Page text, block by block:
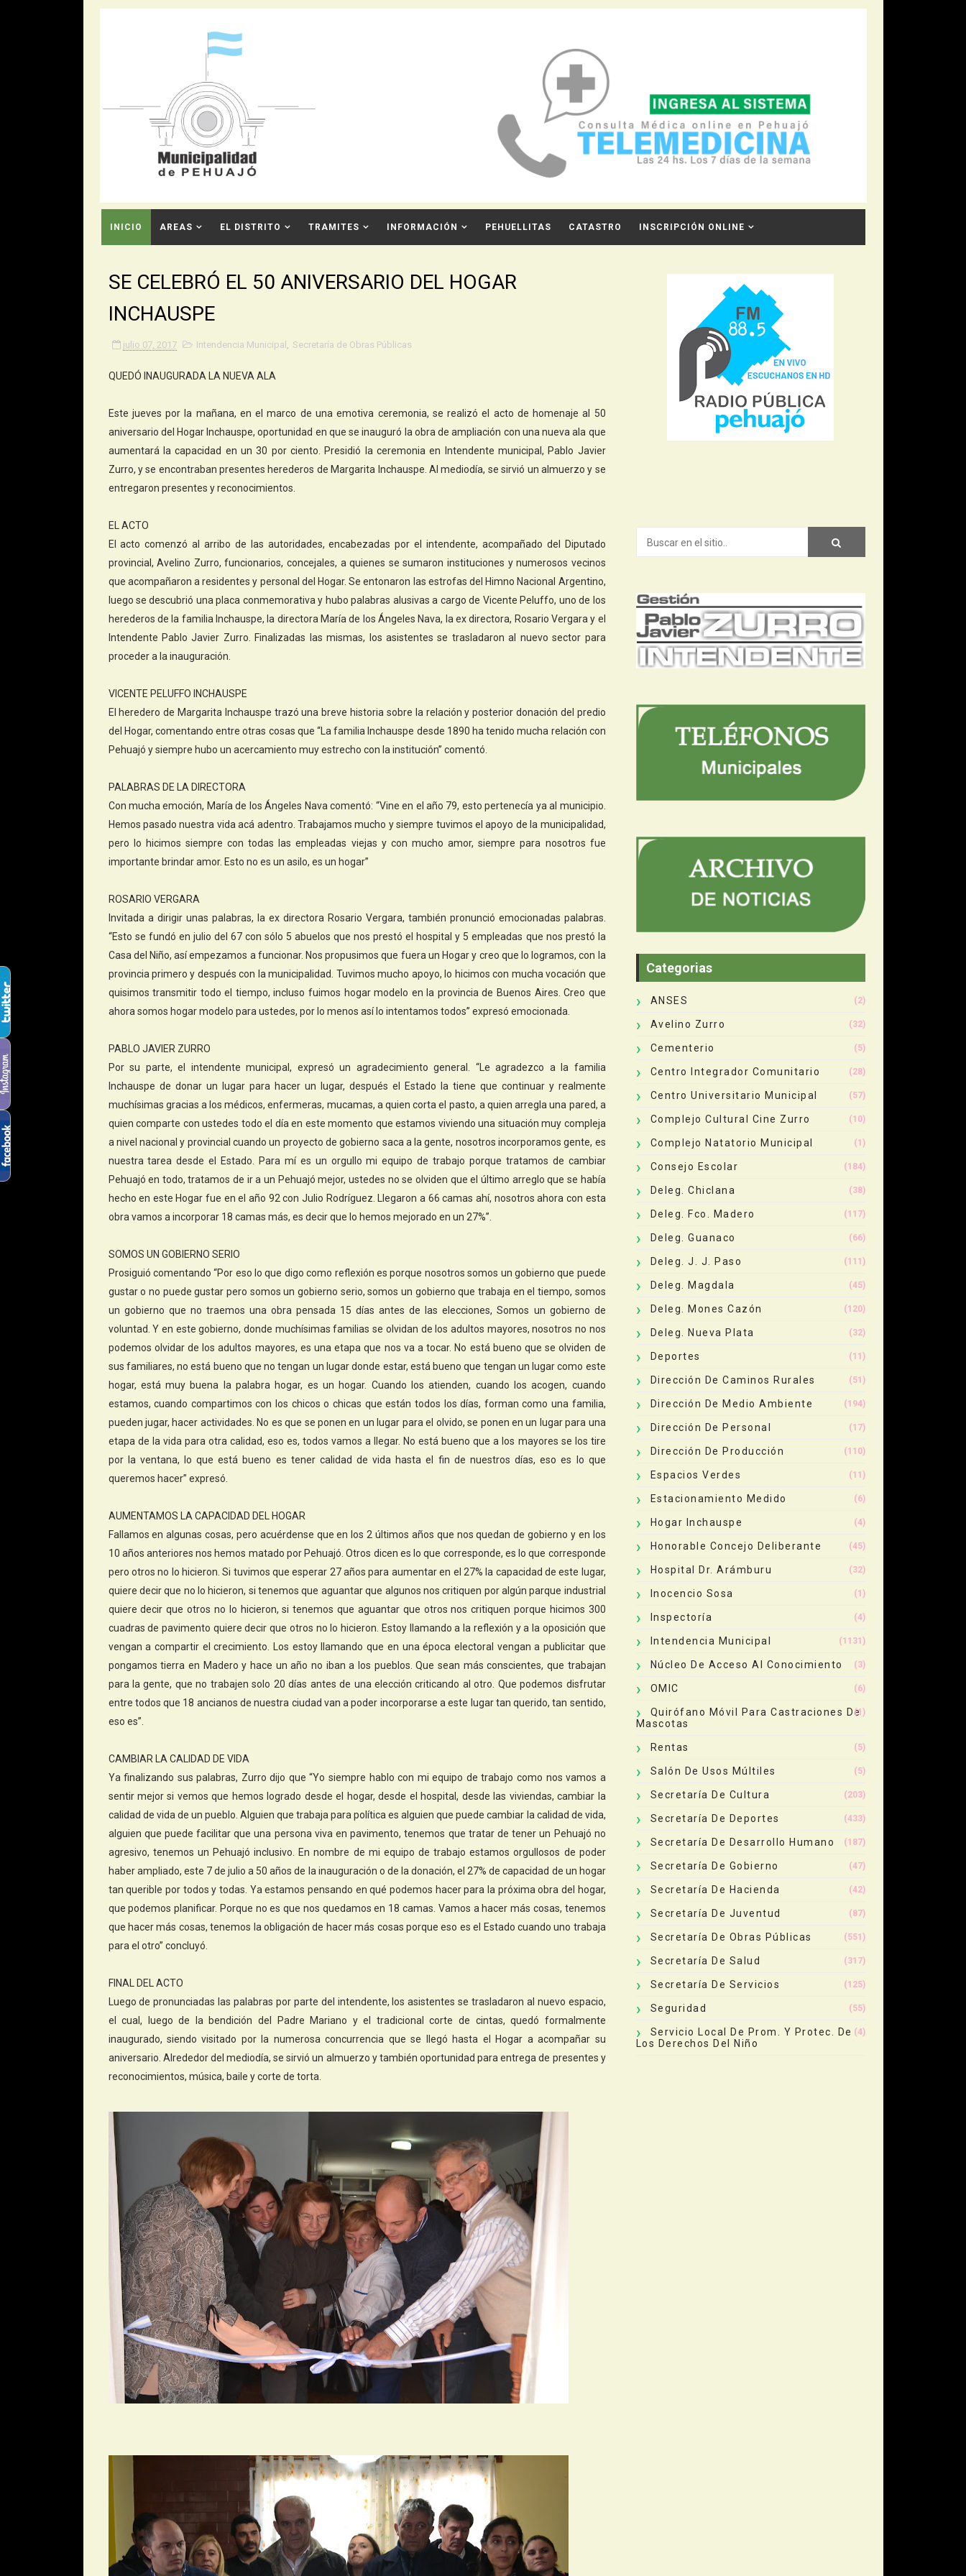
INICIO AREAS EL DISTRITO TRAMITES INFORMACIÓN PEHUELLITAS CATASTRO INSCRIPCIÓN ONLINE
SE CELEBRÓ EL 50 ANIVERSARIO DEL HOGAR
INCHAUSPE
julio 07, 2017 Intendencia Municipal , Secretaría de Obras Públicas
QUEDÓ INAUGURADA LA NUEVA ALA
Este jueves por la mañana, en el marco de una emotiva ceremonia, se realizó el acto de homenaje al 50
aniversario del Hogar Inchauspe, oportunidad en que se inauguró la obra de ampliación con una nueva ala que
aumentará la capacidad en un 30 por ciento. Presidió la ceremonia en Intendente municipal, Pablo Javier
Zurro, y se encontraban presentes herederos de Margarita Inchauspe. Al mediodía, se sirvió un almuerzo y se
entregaron presentes y reconocimientos.
EL ACTO
El acto comenzó al arribo de las autoridades, encabezadas por el intendente, acompañado del Diputado
provincial, Avelino Zurro, funcionarios, concejales, a quienes se sumaron instituciones y numerosos vecinos
que acompañaron a residentes y personal del Hogar. Se entonaron las estrofas del Himno Nacional Argentino,
luego se descubrió una placa conmemorativa y hubo palabras alusivas a cargo de Vicente Peluffo, uno de los
herederos de la familia Inchauspe, la directora María de los Ángeles Nava, la ex directora, Rosario Vergara y el
Intendente Pablo Javier Zurro. Finalizadas las mismas, los asistentes se trasladaron al nuevo sector para
proceder a la inauguración.
VICENTE PELUFFO INCHAUSPE
El heredero de Margarita Inchauspe trazó una breve historia sobre la relación y posterior donación del predio
del Hogar, comentando entre otras cosas que “La familia Inchauspe desde 1890 ha tenido mucha relación con
Pehuajó y siempre hubo un acercamiento muy estrecho con la institución” comentó.
PALABRAS DE LA DIRECTORA
Con mucha emoción, María de los Ángeles Nava comentó: “Vine en el año 79, esto pertenecía ya al municipio.
Hemos pasado nuestra vida acá adentro. Trabajamos mucho y siempre tuvimos el apoyo de la municipalidad,
pero lo hicimos siempre con todas las empleadas viejas y con mucho amor, siempre para nosotros fue
importante brindar amor. Esto no es un asilo, es un hogar”
ROSARIO VERGARA
Invitada a dirigir unas palabras, la ex directora Rosario Vergara, también pronunció emocionadas palabras.
“Esto se fundó en julio del 67 con sólo 5 abuelos que nos prestó el hospital y 5 empleadas que nos prestó la
Casa del Niño, así empezamos a funcionar. Nos propusimos que fuera un Hogar y creo que lo logramos, con la
provincia primero y después con la municipalidad. Tuvimos mucho apoyo, lo hicimos con mucha vocación que
quisimos transmitir todo el tiempo, incluso fuimos hogar modelo en la provincia de Buenos Aires. Creo que
ahora somos hogar modelo para ustedes, por lo menos así lo intentamos todos” expresó emocionada.
PABLO JAVIER ZURRO
Por su parte, el intendente municipal, expresó un agradecimiento general. “Le agradezco a la familia
Inchauspe de donar un lugar para hacer un lugar, después el Estado la tiene que continuar y realmente
muchísimas gracias a los médicos, enfermeras, mucamas, a quien corta el pasto, a quien arregla una pared, a
quien comparte con ustedes todo el día en este momento que estamos viviendo una situación muy compleja
a nivel nacional y provincial cuando un proyecto de gobierno saca a la gente, nosotros incorporamos gente, es
nuestra tarea desde el Estado. Para mí es un orgullo mi equipo de trabajo porque tratamos de cambiar
Pehuajó en todo, tratamos de ir a un Pehuajó mejor, ustedes no se olviden que el último arreglo que se había
hecho en este Hogar fue en el año 92 con Julio Rodríguez. Llegaron a 66 camas ahí, nosotros ahora con esta
obra vamos a incorporar 18 camas más, es decir que lo hemos mejorado en un 27%”.
SOMOS UN GOBIERNO SERIO
Prosiguió comentando “Por eso lo que digo como reflexión es porque nosotros somos un gobierno que puede
gustar o no puede gustar pero somos un gobierno serio, somos un gobierno que trabaja en el tiempo, somos
un gobierno que no traemos una obra pensada 15 días antes de las elecciones, Somos un gobierno de
voluntad. Y en este gobierno, donde muchísimas familias se olvidan de los adultos mayores, nosotros no nos
podemos olvidar de los adultos mayores, es una etapa que nos va a tocar. No está bueno que se olviden de
sus familiares, no está bueno que no tengan un lugar donde estar, está bueno que tengan un lugar como este
hogar, está muy buena la palabra hogar, es un hogar. Cuando los atienden, cuando los acogen, cuando
estamos, cuando compartimos con los chicos o chicas que están todos los días, forman como una familia,
pueden jugar, hacer actividades. No es que se ponen en un lugar para el olvido, se ponen en un lugar para una
etapa de la vida para otra calidad, eso es, todos vamos a llegar. No está bueno que a los mayores se los tire
por la ventana, lo que está bueno es tener calidad de vida hasta el fin de nuestros días, eso es lo que
queremos hacer” expresó.
AUMENTAMOS LA CAPACIDAD DEL HOGAR
Fallamos en algunas cosas, pero acuérdense que en los 2 últimos años que nos quedan de gobierno y en los
10 años anteriores nos hemos matado por Pehuajó. Otros dicen es lo que corresponde, es lo que corresponde
pero otros no lo hicieron. Si tuvimos que esperar 27 años para aumentar en el 27% la capacidad de este lugar,
quiere decir que no lo hicieron, si tenemos que aguantar que algunos nos critiquen por algún parque industrial
quiere decir que otros no lo hicieron, si tenemos que aguantar que otros nos critiquen porque hicimos 300
cuadras de pavimento quiere decir que otros no lo hicieron. Estoy llamando a la reflexión y a la oposición que
vengan a compartir el crecimiento. Los estoy llamando que en una época electoral vengan a publicitar que
pongamos tierra en Madero y hace un año no iban a los pueblos. Que sean más conscientes, que trabajan
para la gente, que no trabajen solo 20 días antes de una elección criticando al otro. Que podemos disfrutar
entre todos que 18 ancianos de nuestra ciudad van a poder incorporarse a este lugar tan querido, tan sentido,
eso es”.
CAMBIAR LA CALIDAD DE VIDA
Ya finalizando sus palabras, Zurro dijo que “Yo siempre hablo con mi equipo de trabajo como nos vamos a
sentir mejor si vemos que hemos logrado desde el hogar, desde el hospital, desde las viviendas, cambiar la
calidad de vida de un pueblo. Alguien que trabaja para política es alguien que puede cambiar la calidad de vida,
alguien que puede facilitar que una persona viva en pavimento, tenemos que tratar de tener un Pehuajó no
agresivo, tenemos un Pehuajó inclusivo. En nombre de mi equipo de trabajo estamos orgullosos de poder
haber ampliado, este 7 de julio a 50 años de la inauguración o de la donación, el 27% de capacidad de un hogar
tan querible por todos y todas. Ya estamos pensando en qué podemos hacer para la próxima obra del hogar,
que podemos planificar. Porque no es que nos quedamos en 18 camas. Vamos a hacer más cosas, tenemos
que hacer más cosas, tenemos la obligación de hacer más cosas porque eso es el Estado cuando uno trabaja
para el otro” concluyó.
FINAL DEL ACTO
Luego de pronunciadas las palabras por parte del intendente, los asistentes se trasladaron al nuevo espacio,
el cual, luego de la bendición del Padre Mariano y el tradicional corte de cintas, quedó formalmente
inaugurado, siendo visitado por la numerosa concurrencia que se llegó hasta el Hogar a acompañar su
aniversario. Alrededor del mediodía, se sirvió un almuerzo y también oportunidad para entrega de presentes y
reconocimientos, música, baile y corte de torta.
Categorias
ANSES (2)
Avelino Zurro (32)
Cementerio (5)
Centro Integrador Comunitario (28)
Centro Universitario Municipal (57)
Complejo Cultural Cine Zurro (10)
Complejo Natatorio Municipal (1)
Consejo Escolar (184)
Deleg. Chiclana (38)
Deleg. Fco. Madero (117)
Deleg. Guanaco (66)
Deleg. J. J. Paso (111)
Deleg. Magdala (45)
Deleg. Mones Cazón (120)
Deleg. Nueva Plata (32)
Deportes (11)
Dirección De Caminos Rurales (51)
Dirección De Medio Ambiente (194)
Dirección De Personal (17)
Dirección De Producción (110)
Espacios Verdes (11)
Estacionamiento Medido (6)
Hogar Inchauspe (4)
Honorable Concejo Deliberante (45)
Hospital Dr. Arámburu (32)
Inocencio Sosa (1)
Inspectoría (4)
Intendencia Municipal (1131)
Núcleo De Acceso Al Conocimiento (3)
OMIC (6)
Quirófano Móvil Para Castraciones De
Mascotas
(1)
Rentas (5)
Salón De Usos Múltiles (5)
Secretaría De Cultura (203)
Secretaría De Deportes (433)
Secretaría De Desarrollo Humano (187)
Secretaría De Gobierno (47)
Secretaría De Hacienda (42)
Secretaría De Juventud (87)
Secretaría De Obras Públicas (551)
Secretaría De Salud (317)
Secretaría De Servicios (125)
Seguridad (55)
Servicio Local De Prom. Y Protec. De
Los Derechos Del Niño
(4)